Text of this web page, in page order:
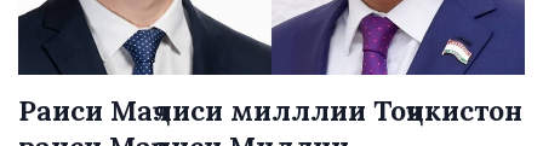
Раиси Маҷлиси милллии Тоҷикистон